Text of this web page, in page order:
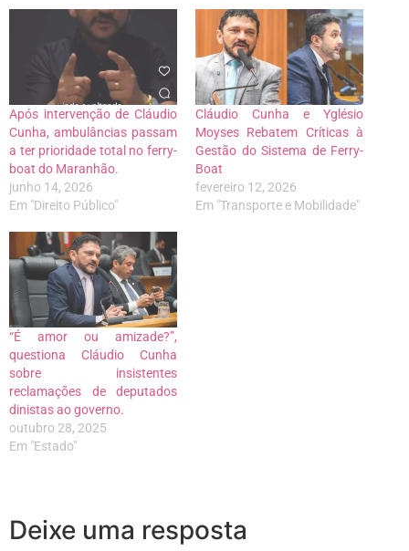
Após intervenção de Cláudio
Cunha, ambulâncias passam
a ter prioridade total no ferry-
boat do Maranhão.
junho 14, 2026
Em "Direito Público"
Cláudio Cunha e Yglésio
Moyses Rebatem Críticas à
Gestão do Sistema de Ferry-
Boat
fevereiro 12, 2026
Em "Transporte e Mobilidade"
“É amor ou amizade?”,
questiona Cláudio Cunha
sobre insistentes
reclamações de deputados
dinistas ao governo.
outubro 28, 2025
Em "Estado"
Deixe uma resposta